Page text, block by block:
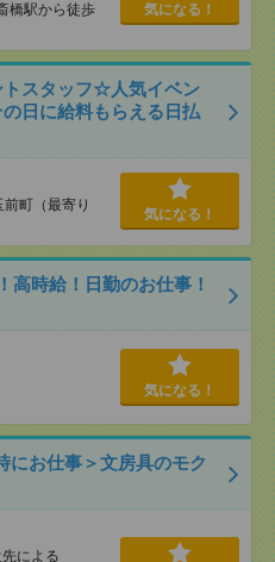
橋駅から徒歩
気になる！
トスタッフ☆人気イベン
日に給料もらえる日払
町（最寄り
気になる！
高時給！日勤のお仕事！
気になる！
にお仕事＞文房具のモク
による